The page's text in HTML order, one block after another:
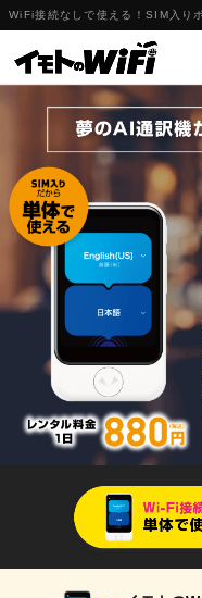
WiFi接続なしで使える！SIM入り